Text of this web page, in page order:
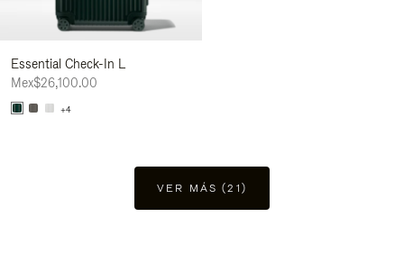
Essential Check-In L
Mex$26,100.00
+4
VER MÁS (21)